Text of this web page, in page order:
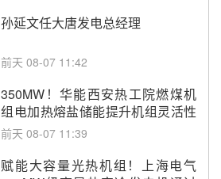
孙延文任大唐发电总经理
前天 08-07 11:42
350MW！华能西安热工院燃煤机
组电加热熔盐储能提升机组灵活性
改造项目初步设计第三方评审服务
前天 08-07 11:39
赋能大容量光热机组！上海电气